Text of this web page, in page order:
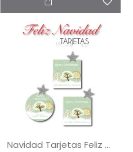
Navidad Tarjetas Feliz Navidad